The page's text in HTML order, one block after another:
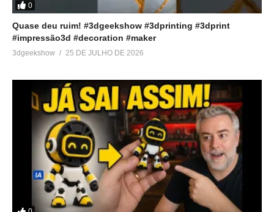
0
Quase deu ruim! #3dgeekshow #3dprinting #3dprint
#impressão3d #decoration #maker
3dgeekshow 25 DE JULHO DE 2026